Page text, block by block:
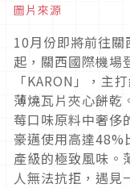
圖片來源
10月份即將前往
起，關西國際機場
「KARON」，主
薄燒瓦片夾心餅乾
莓口味原料中奢侈
豪邁使用高達48%
產級的極致風味。
人無法抗拒，遇見